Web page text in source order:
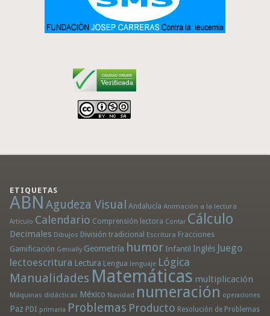
ETIQUETAS
ABN Agudeza Visual Andalucía Animación a la lectura
Artículo Calendario Comprensión lectora Contar Cálculo
Decimales Dibujos División tradicional Escritura Fracciones
Gamificación Genially Geometría humor Infantil Inglés Juego
lectoescritura Lectura Lengua lenguaje Lógica
Manualidades Matemáticas multiplicación
Máquinas didácticas México Navidad numeración operaciones
Paz PDI primaria Problemas Producto Resolución de Problemas